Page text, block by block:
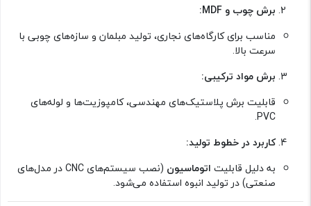
برش چوب و MDF:
مناسب برای کارگاه‌های نجاری، تولید مبلمان و سازه‌های چوبی با
سرعت بالا.
برش مواد ترکیبی:
قابلیت برش پلاستیک‌های مهندسی، کامپوزیت‌ها و لوله‌های
PVC.
کاربرد در خطوط تولید:
به دلیل قابلیت اتوماسیون
(نصب سیستم‌های CNC در مدل‌های
صنعتی) در تولید انبوه استفاده می‌شود.